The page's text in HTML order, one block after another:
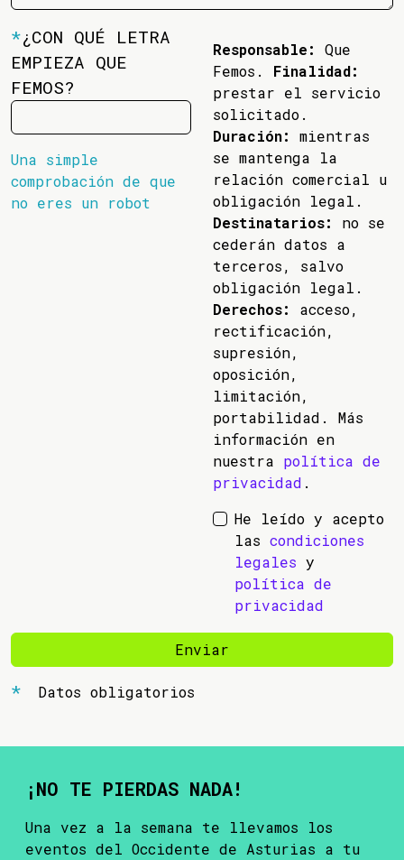
*¿CON QUÉ LETRA
EMPIEZA QUE
FEMOS?
Una simple
comprobación de que
no eres un robot
Responsable:
Que
Femos. Finalidad:
prestar el servicio
solicitado.
Duración:
mientras
se mantenga la
relación comercial u
obligación legal.
Destinatarios:
no se
cederán datos a
terceros, salvo
obligación legal.
Derechos:
acceso,
rectificación,
supresión,
oposición,
limitación,
portabilidad. Más
información en
nuestra política de
privacidad .
He leído y acepto
las condiciones
legales y
política de
privacidad
Enviar
Datos obligatorios
¡NO TE PIERDAS NADA!
Una vez a la semana te llevamos los
eventos del Occidente de Asturias a tu